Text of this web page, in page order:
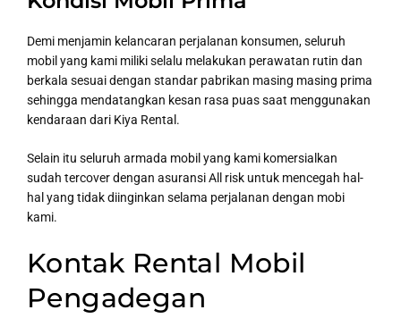
Demi menjamin kelancaran perjalanan konsumen, seluruh
mobil yang kami miliki selalu melakukan perawatan rutin dan
berkala sesuai dengan standar pabrikan masing masing prima
sehingga mendatangkan kesan rasa puas saat menggunakan
kendaraan dari Kiya Rental.
Selain itu seluruh armada mobil yang kami komersialkan
sudah tercover dengan asuransi All risk untuk mencegah hal-
hal yang tidak diinginkan selama perjalanan dengan mobi
kami.
Kontak Rental Mobil
Pengadegan